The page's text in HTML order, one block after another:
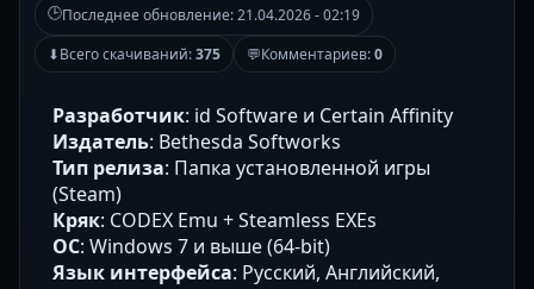
🕒Последнее обновление:21.04.2026 - 02:19
⬇Всего скачиваний:375 💬Комментариев:0
Разработчик: id Software и Certain Affinity
Издатель: Bethesda Softworks
Тип релиза: Папка установленной игры
(Steam)
Кряк: CODEX Emu + Steamless EXEs
ОС: Windows 7 и выше (64-bit)
Язык интерфейса: Русский, Английский,